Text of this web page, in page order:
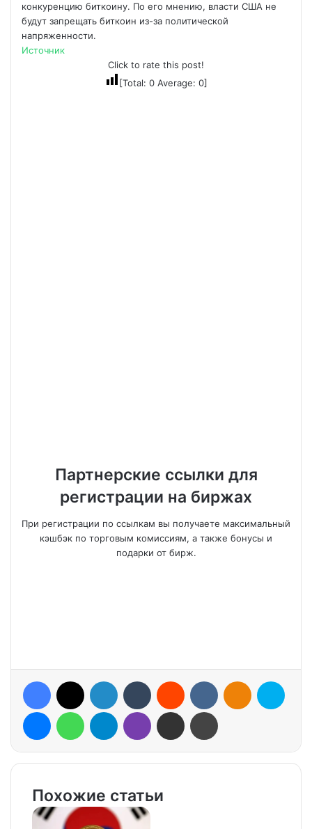
конкуренцию биткоину. По его мнению, власти США не
будут запрещать биткоин из-за политической
напряженности.
Источник
Click to rate this post!
[Total: 0Average: 0]
Партнерские ссылки для
регистрации на биржах
При регистрации по ссылкам вы получаете максимальный
кэшбэк по торговым комиссиям, а также бонусы и
подарки от бирж.
Похожие статьи